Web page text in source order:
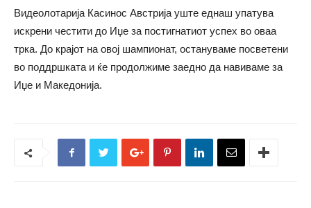
Видеолотарија Касинос Австрија уште еднаш упатува
искрени честити до Иџе за постигнатиот успех во оваа
трка. До крајот на овој шампионат, остануваме посветени
во поддршката и ќе продолжиме заедно да навиваме за
Иџе и Македонија.